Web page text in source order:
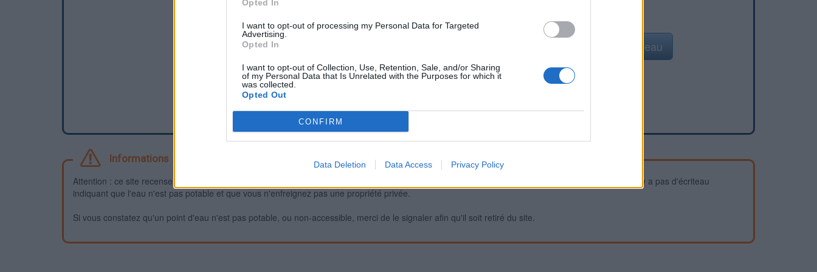
Opted In
I want to opt-out of processing my Personal Data for Targeted
Advertising.
Opted In
I want to opt-out of Collection, Use, Retention, Sale, and/or Sharing
of my Personal Data that Is Unrelated with the Purposes for which it
was collected.
Opted Out
CONFIRM
Data Deletion Data Access Privacy Policy
Ajouter un point d'eau
Informations
Attention : ce site recense des points d'eau dont la fiabilité ne peut pas être garantie. Avant d'utiliser un point d'eau, vous devez vous assurer qu'il n'y a pas d'écriteau
indiquant que l'eau n'est pas potable et que vous n'enfreignez pas une propriété privée.
Si vous constatez qu'un point d'eau n'est pas potable, ou non-accessible, merci de le signaler afin qu'il soit retiré du site.